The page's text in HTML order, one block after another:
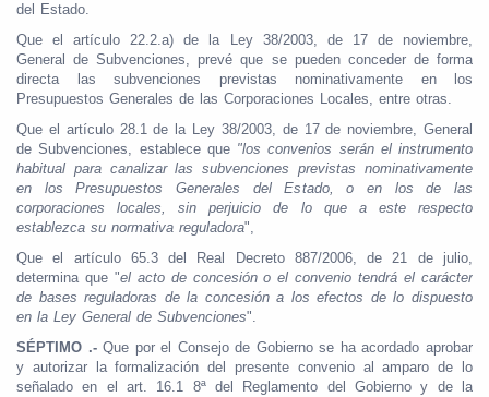
del Estado.
Que el artículo 22.2.a) de la Ley 38/2003, de 17 de noviembre,
General de Subvenciones, prevé que se pueden conceder de forma
directa las subvenciones previstas nominativamente en los
Presupuestos Generales de las Corporaciones Locales, entre otras.
Que el artículo 28.1 de la Ley 38/2003, de 17 de noviembre, General
de Subvenciones, establece que "los convenios serán el instrumento
habitual para canalizar las subvenciones previstas nominativamente
en los Presupuestos Generales del Estado, o en los de las
corporaciones locales, sin perjuicio de lo que a este respecto
establezca su normativa reguladora",
Que el artículo 65.3 del Real Decreto 887/2006, de 21 de julio,
determina que "el acto de concesión o el convenio tendrá el carácter
de bases reguladoras de la concesión a los efectos de lo dispuesto
en la Ley General de Subvenciones".
SÉPTIMO .-Que por el Consejo de Gobierno se ha acordado aprobar
y autorizar la formalización del presente convenio al amparo de lo
señalado en el art. 16.1 8ª del Reglamento del Gobierno y de la